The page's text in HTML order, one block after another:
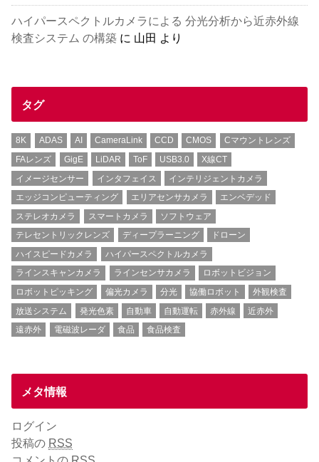
ハイパースペクトルカメラによる 分光分析から近赤外線
検査システム の構築 に 山田 より
タグ
8K ADAS AI CameraLink CCD CMOS
Cマウントレンズ
FAレンズ
GigE LiDAR ToF USB3.0
X線CT
イメージセンサー
インタフェイス
インテリジェントカメラ
エッジコンピューティング
エリアセンサカメラ
エンベデッド
ステレオカメラ
スマートカメラ
ソフトウェア
テレセントリックレンズ
ディープラーニング
ドローン
ハイスピードカメラ
ハイパースペクトルカメラ
ラインスキャンカメラ
ラインセンサカメラ
ロボットビジョン
ロボットピッキング
偏光カメラ 分光 協働ロボット
外観検査
放送システム
発光色素 自動車 自動運転 赤外線
近赤外
遠赤外
電磁波レーダ 食品 食品検査
メタ情報
ログイン
投稿の RSS